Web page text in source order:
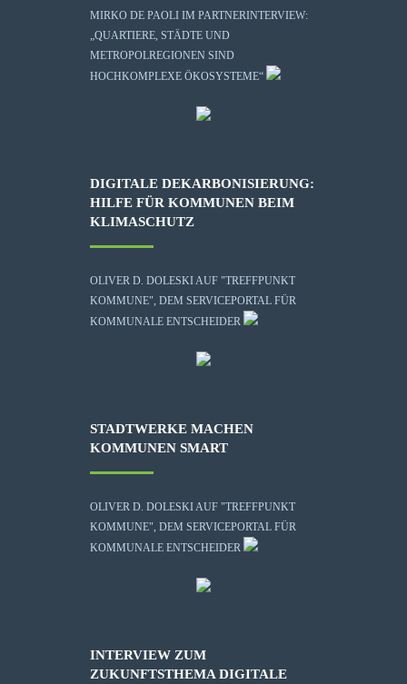
MIRKO DE PAOLI IM PARTNERINTERVIEW:
„QUARTIERE, STÄDTE UND
METROPOLREGIONEN SIND
HOCHKOMPLEXE ÖKOSYSTEME“
DIGITALE DEKARBONISIERUNG:
HILFE FÜR KOMMUNEN BEIM
KLIMASCHUTZ
OLIVER D. DOLESKI AUF "TREFFPUNKT
KOMMUNE", DEM SERVICEPORTAL FÜR
KOMMUNALE ENTSCHEIDER
STADTWERKE MACHEN
KOMMUNEN SMART
OLIVER D. DOLESKI AUF "TREFFPUNKT
KOMMUNE", DEM SERVICEPORTAL FÜR
KOMMUNALE ENTSCHEIDER
INTERVIEW ZUM
ZUKUNFTSTHEMA DIGITALE